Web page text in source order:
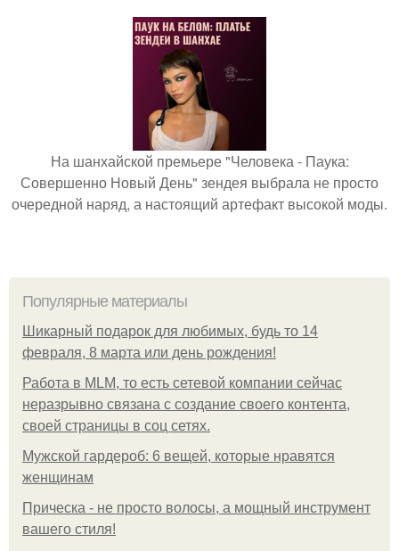
На шанхайской премьере "Человека - Паука:
Совершенно Новый День" зендея выбрала не просто
очередной наряд, а настоящий артефакт высокой моды.
Популярные материалы
Шикарный подарок для любимых, будь то 14
февраля, 8 марта или день рождения!
Работа в MLM, то есть сетевой компании сейчас
неразрывно связана с создание своего контента,
своей страницы в соц сетях.
Мужской гардероб: 6 вещей, которые нравятся
женщинам
Прическа - не просто волосы, а мощный инструмент
вашего стиля!